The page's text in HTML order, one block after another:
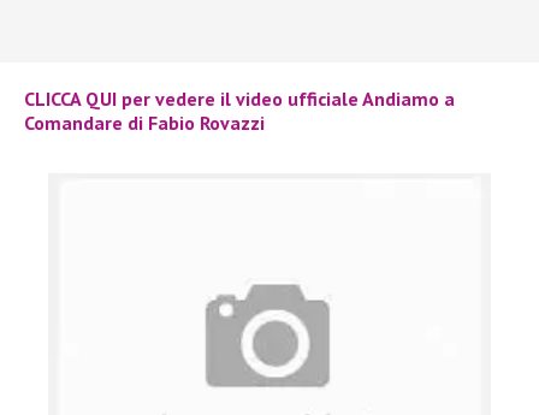
CLICCA QUI per vedere il video ufficiale Andiamo a
Comandare di Fabio Rovazzi